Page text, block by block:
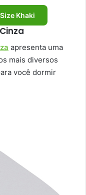
Khaki
apresenta uma
mais diversos
você dormir